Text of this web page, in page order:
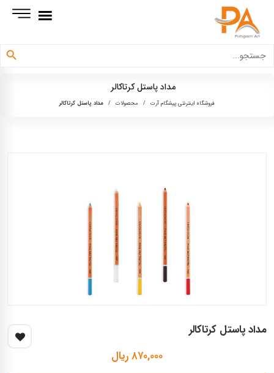
برای:
دکمه جستجو
مداد پاستل کرتاکالر
فروشگاه اینترنتی پیشگام آرت / محصولات / مداد پاستل کرتاکالر
مداد پاستل کرتاکالر
۸۷۰,۰۰۰ ریال